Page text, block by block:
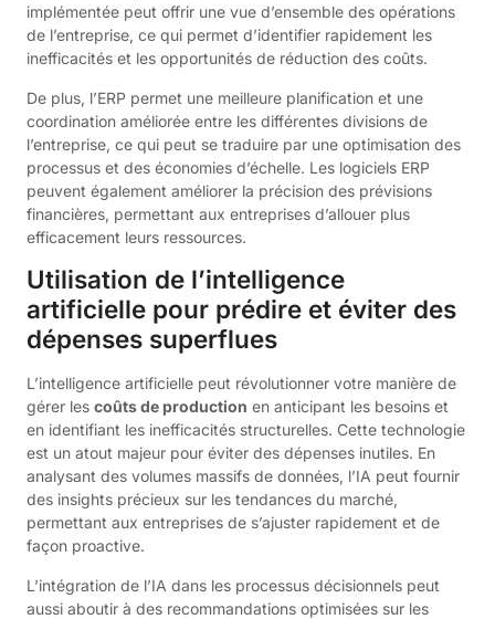
implémentée peut offrir une vue d’ensemble des opérations
de l’entreprise, ce qui permet d’identifier rapidement les
inefficacités et les opportunités de réduction des coûts.
De plus, l’ERP permet une meilleure planification et une
coordination améliorée entre les différentes divisions de
l’entreprise, ce qui peut se traduire par une optimisation des
processus et des économies d’échelle. Les logiciels ERP
peuvent également améliorer la précision des prévisions
financières, permettant aux entreprises d’allouer plus
efficacement leurs ressources.
Utilisation de l’intelligence
artificielle pour prédire et éviter des
dépenses superflues
L’intelligence artificielle peut révolutionner votre manière de
gérer les coûts de production en anticipant les besoins et
en identifiant les inefficacités structurelles. Cette technologie
est un atout majeur pour éviter des dépenses inutiles. En
analysant des volumes massifs de données, l’IA peut fournir
des insights précieux sur les tendances du marché,
permettant aux entreprises de s’ajuster rapidement et de
façon proactive.
L’intégration de l’IA dans les processus décisionnels peut
aussi aboutir à des recommandations optimisées sur les